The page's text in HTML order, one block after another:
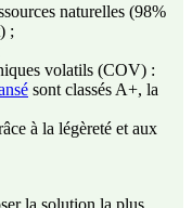
naturelles (98%
;
volatils (COV) :
sont classés A+, la
à la légèreté et aux
la solution la plus